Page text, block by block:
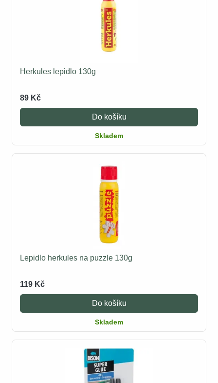
Herkules lepidlo 130g
89 Kč
Do košíku
Skladem
Lepidlo herkules na puzzle 130g
119 Kč
Do košíku
Skladem